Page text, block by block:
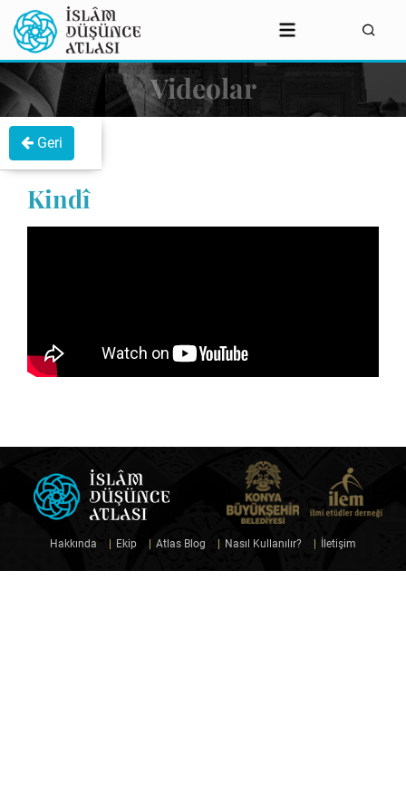
Videolar
Geri
Kindî
Hakkında | Ekip | Atlas Blog | Nasıl Kullanılır? | İletişim